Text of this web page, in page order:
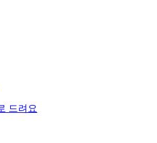
드려요